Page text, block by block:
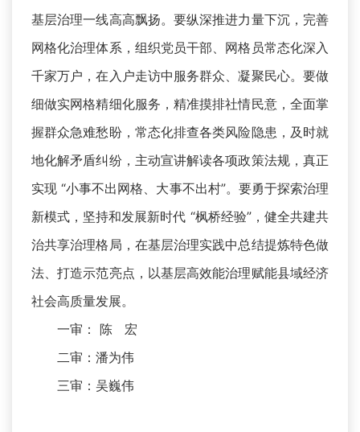
基层治理一线高高飘扬。要纵深推进力量下沉，完善
网格化治理体系，组织党员干部、网格员常态化深入
千家万户，在入户走访中服务群众、凝聚民心。要做
细做实网格精细化服务，精准摸排社情民意，全面掌
握群众急难愁盼，常态化排查各类风险隐患，及时就
地化解矛盾纠纷，主动宣讲解读各项政策法规，真正
实现 “小事不出网格、大事不出村”。要勇于探索治理
新模式，坚持和发展新时代 “枫桥经验”，健全共建共
治共享治理格局，在基层治理实践中总结提炼特色做
法、打造示范亮点，以基层高效能治理赋能县域经济
社会高质量发展。
一审： 陈 宏
二审：潘为伟
三审：吴巍伟